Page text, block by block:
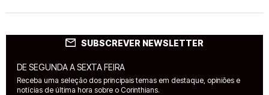
SUBSCREVER NEWSLETTER
DE SEGUNDA A SEXTA FEIRA
Receba uma seleção dos principais temas em destaque, opiniões e
notícias de última hora sobre o Corinthians.